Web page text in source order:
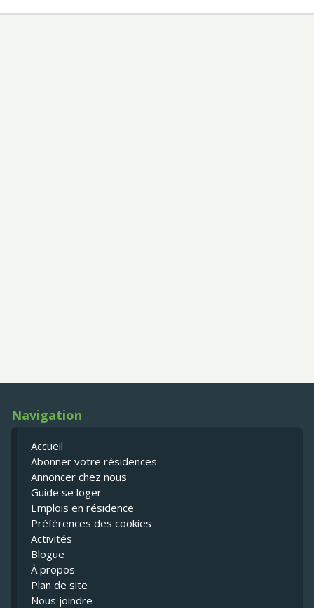
Navigation
Accueil
Abonner votre résidences
Annoncer chez nous
Guide se loger
Emplois en résidence
Préférences des cookies
Activités
Blogue
À propos
Plan de site
Nous joindre